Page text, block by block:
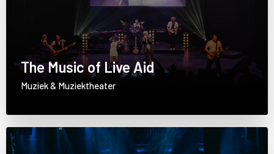
The Music of Live Aid
Muziek & Muziektheater